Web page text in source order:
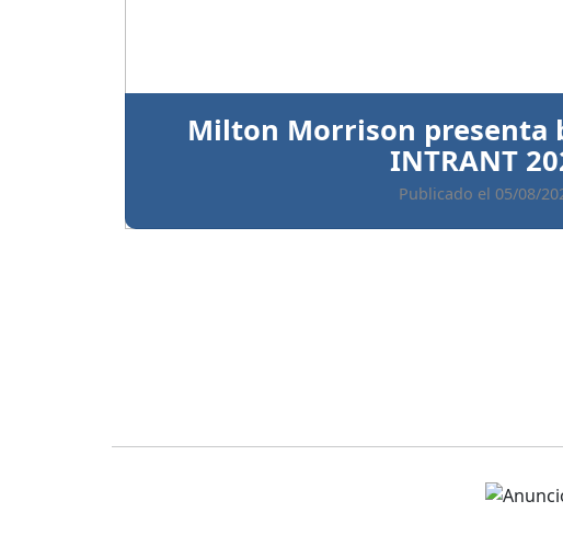
Ratifican prisión preventiva
implicados en el
Publicado el 05/08/